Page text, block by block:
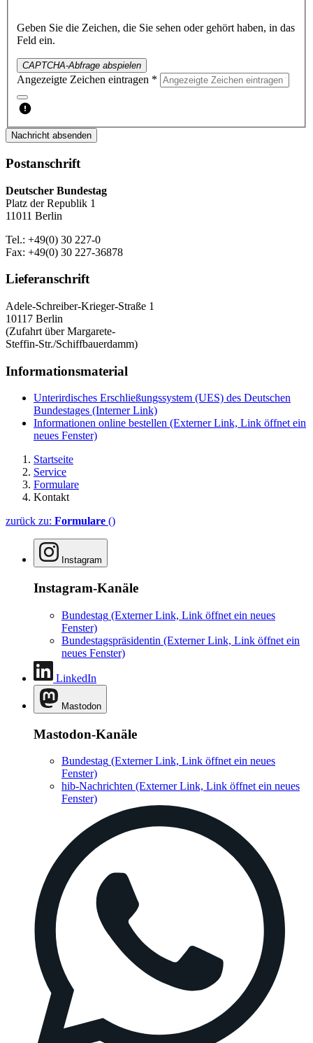
Geben Sie die Zeichen, die Sie sehen oder gehört haben, in das
Feld ein.
CAPTCHA-Abfrage abspielen
Angezeigte Zeichen eintragen *
Nachricht absenden
Postanschrift
Deutscher Bundestag
Platz der Republik 1
11011 Berlin
Tel.: +49(0) 30 227-0
Fax: +49(0) 30 227-36878
Lieferanschrift
Adele-Schreiber-Krieger-Straße 1
10117 Berlin
(Zufahrt über Margarete-
Steffin-Str./Schiffbauerdamm)
Informationsmaterial
Unterirdisches Erschließungssystem (UES) des Deutschen
Bundestages (Interner Link)
Informationen online bestellen (Externer Link, Link öffnet ein
neues Fenster)
Startseite
Service
Formulare
Kontakt
zurück zu: Formulare ()
Instagram
Instagram-Kanäle
Bundestag (Externer Link, Link öffnet ein neues
Fenster)
Bundestagspräsidentin (Externer Link, Link öffnet ein
neues Fenster)
LinkedIn
Mastodon
Mastodon-Kanäle
Bundestag (Externer Link, Link öffnet ein neues
Fenster)
hib-Nachrichten (Externer Link, Link öffnet ein neues
Fenster)